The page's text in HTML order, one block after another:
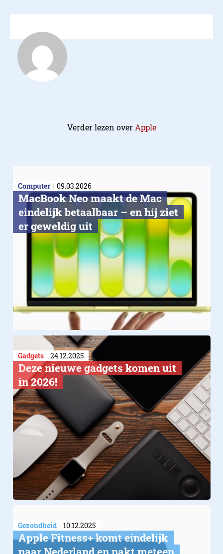
Verder lezen over Apple
Computer 09.03.2026
MacBook Neo maakt de Mac
eindelijk betaalbaar – en hij ziet
er geweldig uit
Gadgets 24.12.2025
Deze nieuwe gadgets komen uit
in 2026!
Gezondheid 10.12.2025
Apple Fitness+ komt eindelijk